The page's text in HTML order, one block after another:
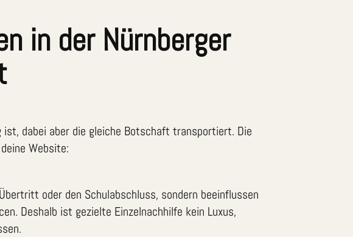
in der Nürnberger
dabei aber die gleiche Botschaft transportiert. Die
Website:
oder den Schulabschluss, sondern beeinflussen
Deshalb ist gezielte Einzelnachhilfe kein Luxus,